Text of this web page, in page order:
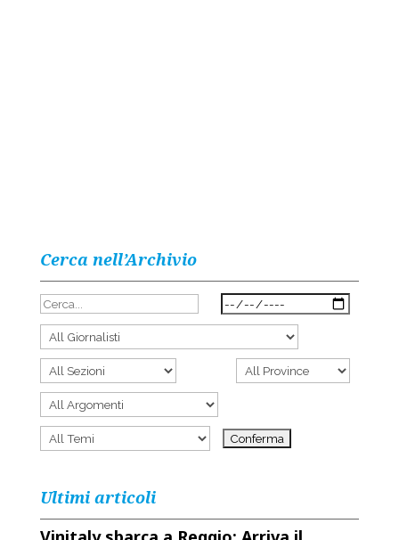
Cerca nell’Archivio
Ultimi articoli